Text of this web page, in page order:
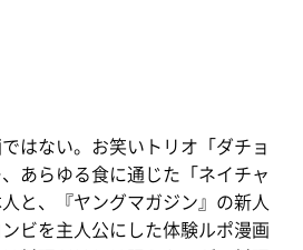
はない。お笑いトリオ「ダチョ
あらゆる食に通じた「ネイチャ
と、『ヤングマガジン』の新人
ビを主人公にした体験ルポ漫画